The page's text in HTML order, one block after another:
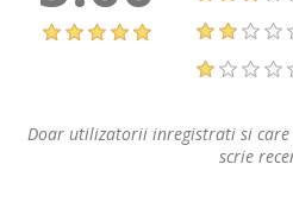
Doar utilizatorii inregistrati si
scrie